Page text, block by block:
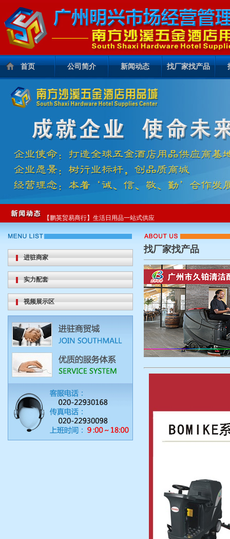
首页 公司简介 新闻动态 找厂家找产品
这场演练，真的很有“安全感”！
【脉鲜】畅销80+国家，全球户外灶具之选
【鹏英贸易商行】生活日用品一站式供应
【利全】厨房百货工厂店
外贸拓局・智链采购・零售破圈・潮创首发｜202...
这场演练，真的很有“安全感”！
【脉鲜】畅销80+国家，全球户外灶具之选
不看一场龙舟赛，这个端午就白过了——看完记得...
【鹏英贸易商行】生活日用品一站式供应
【利全】厨房百货工厂店
【永联】餐食环保包装 一次性用品
外贸拓局・智链采购・零售破圈・潮创首发｜202...
进驻商家
实力配套
视频展示区
找厂家找产品